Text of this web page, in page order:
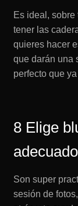
Es ideal,
tener las
quieres hacer
que darán una
perfecto que
8 Elige
adecuado
Son super
sesión de